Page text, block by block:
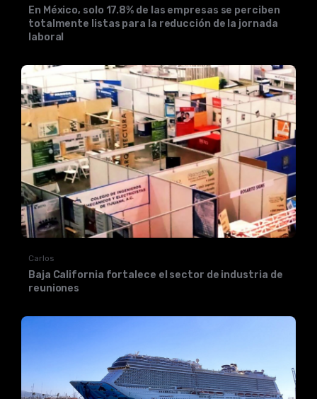
En México, solo 17.8% de las empresas se perciben
totalmente listas para la reducción de la jornada
laboral
Carlos
Baja California fortalece el sector de industria de
reuniones